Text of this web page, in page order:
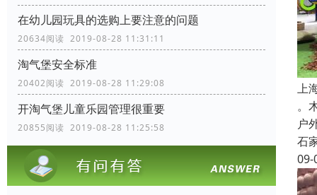
在幼儿园玩具的选购上要注意的问题
20634阅读 2019-08-28 11:31:11
淘气堡安全标准
20402阅读 2019-08-28 11:29:08
开淘气堡儿童乐园管理很重要
20855阅读 2019-08-28 11:25:58
上
。
户
石
09-